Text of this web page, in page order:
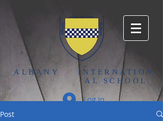
Log In
INTERNATION
AL SCHOOL
ALBANY
Post